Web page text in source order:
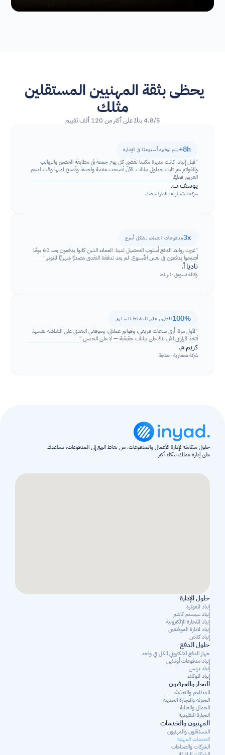
مثلك
4.8/5 بناءً على أكثر من 120 ألف تقييم
+8hيتم توفيره أسبوعيًا في الإدارة
الفريق فعليًا."
يوسف ب.
شركة استشارية · الدار البيضاء
3xمدفوعات العملاء بشكل أسرع
أصبحوا يدفعون في نفس الأسبوع. لم يعد تدفقنا النقدي مصدرًا شهريًا للتوتر."
ناديا أ.
وكالة تسويق · الرباط
100%الظهور على النشاط التجاري
أتخذ قراراتي الآن بناءً على بيانات حقيقية — لا على الحدس."
كريم م.
شركة معمارية · طنجة
على إدارة عملك بذكاء أكبر.
حلول الإدارة
إنياد للفوترة
إنياد سيستم كاشير
إنياد للتجارة الإلكترونية
إنياد لادارة الموظفين
إنياد كناش
حلول الدفع
جهاز الدفع الالكتروني الكل في واحد
إنياد مدفوعات أونلاين
إنياد بزنس
إنياد للوكلاء
التجار والحرفيون
المطاعم والتغذية
التجزئة والتجارة الحديثة
الجمال والعناية
التجارة التقليدية
المهنيون والخدمات
المستقلون والمهنيون
الخدمات المهنية
الشركات والصناعات